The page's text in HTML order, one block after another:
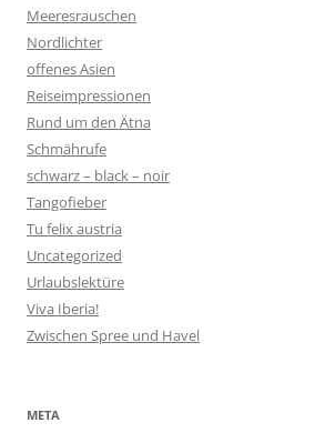
Meeresrauschen
Nordlichter
offenes Asien
Reiseimpressionen
Rund um den Ätna
Schmährufe
schwarz – black – noir
Tangofieber
Tu felix austria
Uncategorized
Urlaubslektüre
Viva Iberia!
Zwischen Spree und Havel
META